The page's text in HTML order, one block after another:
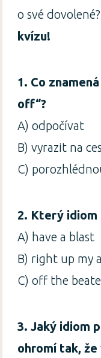
o své dovolené?
kvízu!
1. Co
off“?
A) odpočívat
B) vyrazit na
C)
2. Který idiom
A) have a blast
B) right up my
C) off the
3. Jaký idiom
ohromí tak, že